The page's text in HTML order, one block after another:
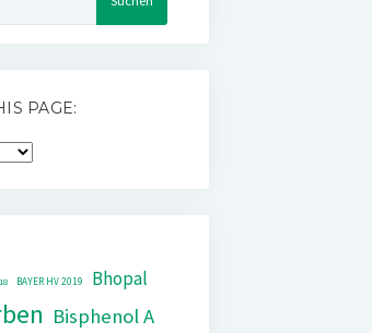
PAGE:
BAYER HV 2019 Bhopal
Bisphenol A